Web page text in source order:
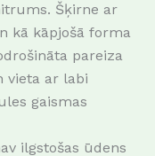
Šķirne ar
kā kāpjošā forma
pareiza
vieta ar labi
gaismas
ilgstošas ūdens